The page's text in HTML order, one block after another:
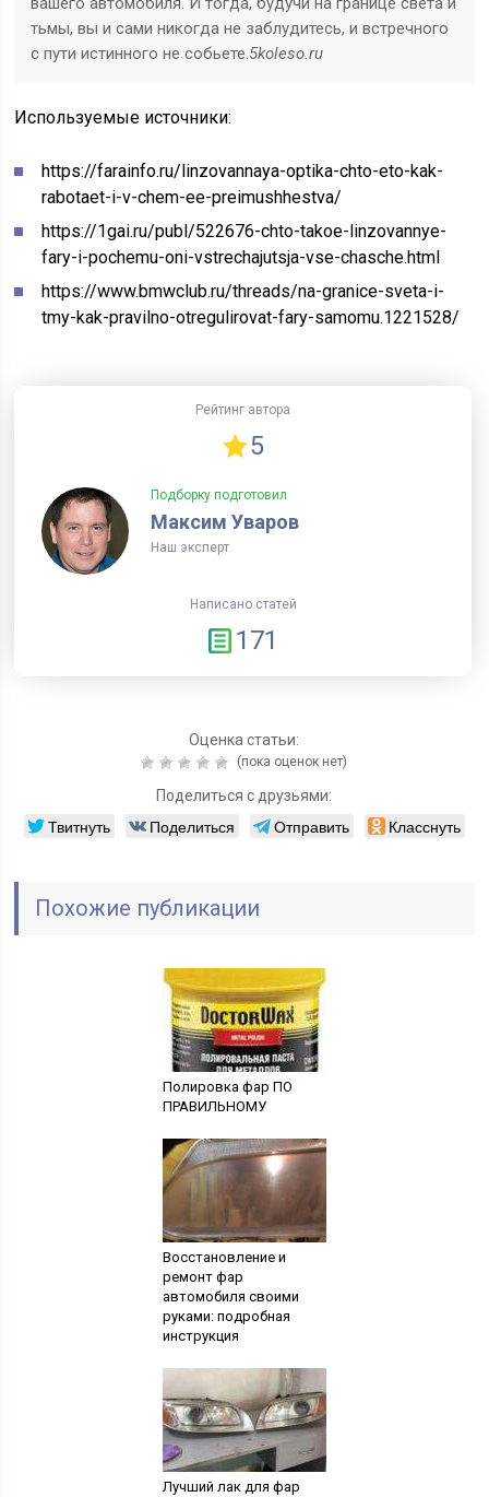
тьмы, вы и сами никогда не заблудитесь, и встречного
с пути истинного не собьете.5koleso.ru
Используемые источники:
https://farainfo.ru/linzovannaya-optika-chto-eto-kak-
rabotaet-i-v-chem-ee-preimushhestva/
https://1gai.ru/publ/522676-chto-takoe-linzovannye-
fary-i-pochemu-oni-vstrechajutsja-vse-chasche.html
https://www.bmwclub.ru/threads/na-granice-sveta-i-
tmy-kak-pravilno-otregulirovat-fary-samomu.1221528/
Рейтинг автора
5
Подборку подготовил
Максим Уваров
Наш эксперт
Написано статей
171
Оценка статьи:
(пока оценок нет)
Поделиться с друзьями:
Твитнуть Поделиться Отправить Класснуть
Похожие публикации
Полировка фар ПО
ПРАВИЛЬНОМУ
Восстановление и
ремонт фар
автомобиля своими
руками: подробная
инструкция
Лучший лак для фар